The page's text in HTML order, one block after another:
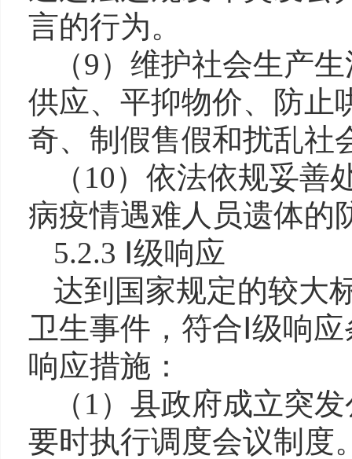
言的行为。
（9）维护社会生产
供应、平抑物价、
防止
奇、制假售假和扰乱社
（10）依法依规妥
病疫情遇难人员遗体的
5.2.3 Ⅰ级响应
达到国家规定的较大
卫生事件，符合Ⅰ级响
响应措施：
（1）县政府成立突
要时执行调度会议制度